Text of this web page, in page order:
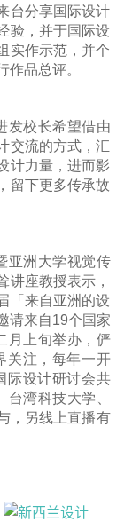
台分享国际设计
验，并于国际设
实作示范，并个
作品总评。
发校长希望借由
交流的方式，汇
计力量，进而影
留下更多传承故
亚洲大学视觉传
讲座教授表示，
「来自亚洲的设
请来自19个国家
月上旬举办，俨
关注，每年一开
际设计研讨会共
湾科技大学、
，另线上直播有